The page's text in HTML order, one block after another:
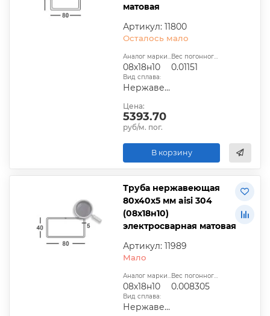
матовая
Артикул: 11800
Осталось мало
Аналог марки стали:
08х18н10
Вес погонного метра, т.:
0.01151
Вид сплава:
Нержавеющая сталь
Цена:
5393.70
руб/м. пог.
В корзину
Труба нержавеющая
80х40х5 мм aisi 304
(08х18н10)
электросварная матовая
Артикул: 11989
Мало
Аналог марки стали:
08х18н10
Вес погонного метра, т.:
0.008305
Вид сплава:
Нержавеющая сталь